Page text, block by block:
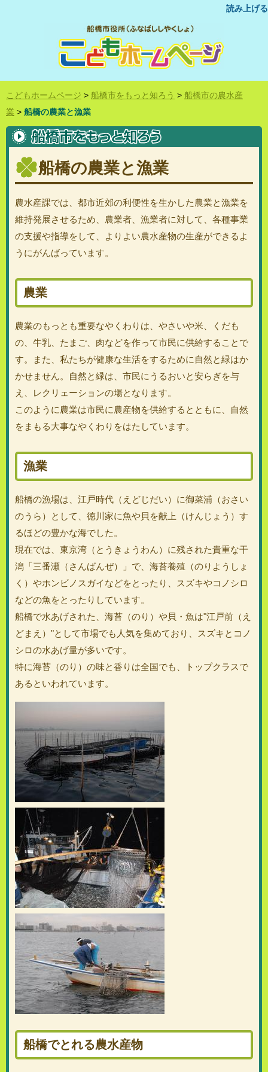
読み上げる
こどもホームページ > 船橋市をもっと知ろう > 船橋市の農水産
業 > 船橋の農業と漁業
船橋の農業と漁業
農水産課では、都市近郊の利便性を生かした農業と漁業を
維持発展させるため、農業者、漁業者に対して、各種事業
の支援や指導をして、よりよい農水産物の生産ができるよ
うにがんばっています。
農業
農業のもっとも重要なやくわりは、やさいや米、くだも
の、牛乳、たまご、肉などを作って市民に供給することで
す。また、私たちが健康な生活をするために自然と緑はか
かせません。自然と緑は、市民にうるおいと安らぎを与
え、レクリェーションの場となります。
このように農業は市民に農産物を供給するとともに、自然
をまもる大事なやくわりをはたしています。
漁業
船橋の漁場は、江戸時代（えどじだい）に御菜浦（おさい
のうら）として、徳川家に魚や貝を献上（けんじょう）す
るほどの豊かな海でした。
現在では、東京湾（とうきょうわん）に残された貴重な干
潟「三番瀬（さんばんぜ）」で、海苔養殖（のりようしょ
く）やホンビノスガイなどをとったり、スズキやコノシロ
などの魚をとったりしています。
船橋で水あげされた、海苔（のり）や貝・魚は"江戸前（え
どまえ）"として市場でも人気を集めており、スズキとコノ
シロの水あげ量が多いです。
特に海苔（のり）の味と香りは全国でも、トップクラスで
あるといわれています。
船橋でとれる農水産物